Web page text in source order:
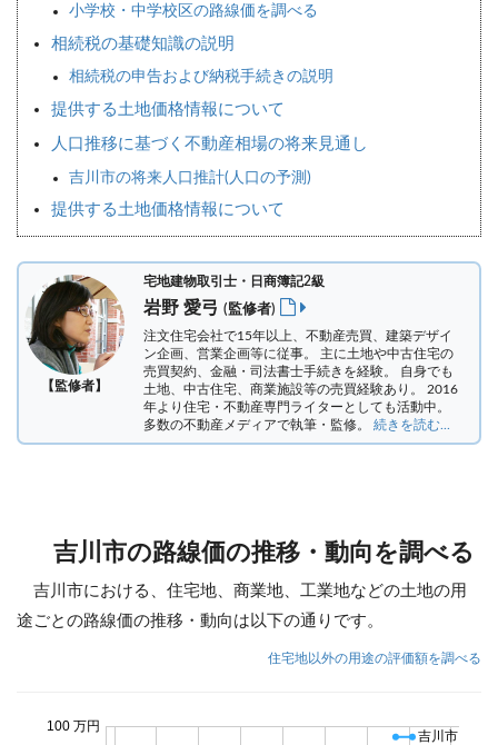
小学校・中学校区の路線価を調べる
相続税の基礎知識の説明
相続税の申告および納税手続きの説明
提供する土地価格情報について
人口推移に基づく不動産相場の将来見通し
吉川市の将来人口推計(人口の予測)
提供する土地価格情報について
【監修者】
宅地建物取引士・日商簿記2級
岩野 愛弓 (監修者)
注文住宅会社で15年以上、不動産売買、建築デザイ
ン企画、営業企画等に従事。 主に土地や中古住宅の
売買契約、金融・司法書士手続きを経験。 自身でも
土地、中古住宅、商業施設等の売買経験あり。 2016
年より住宅・不動産専門ライターとしても活動中。
多数の不動産メディアで執筆・監修。 続きを読む...
吉川市の路線価の推移・動向を調べる
吉川市における、住宅地、商業地、工業地などの土地の用
途ごとの路線価の推移・動向は以下の通りです。
住宅地以外の用途の評価額を調べる
100 万円
吉川市